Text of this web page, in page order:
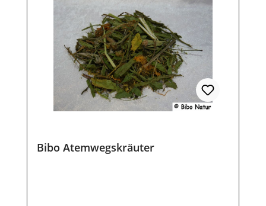
Bibo Atemwegskräuter